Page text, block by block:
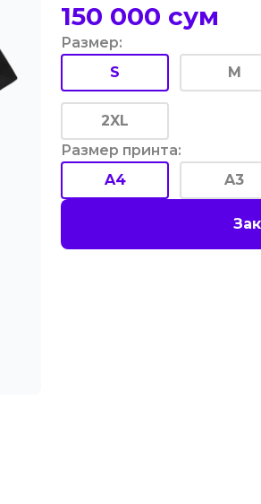
150 000 сум
Размер:
S
M
2XL
Размер принта:
A4
A3